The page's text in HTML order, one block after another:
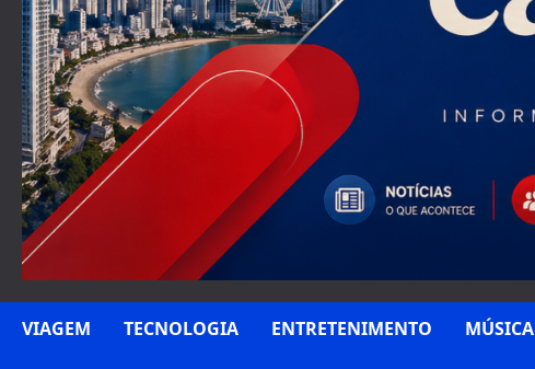
VIAGEM TECNOLOGIA ENTRETENIMENTO MÚSICA